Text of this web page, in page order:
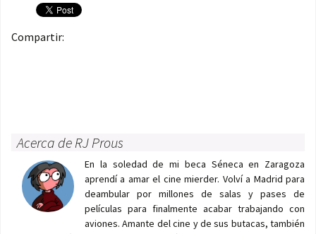
Compartir:
Acerca de RJ Prous
En la soledad de mi beca Séneca en Zaragoza
aprendí a amar el cine mierder. Volví a Madrid para
deambular por millones de salas y pases de
películas para finalmente acabar trabajando con
aviones. Amante del cine y de sus butacas, también